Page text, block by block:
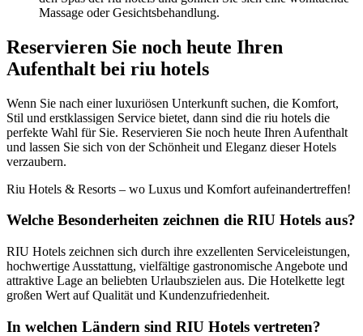
Massage oder Gesichtsbehandlung.
Reservieren Sie noch heute Ihren
Aufenthalt bei riu hotels
Wenn Sie nach einer luxuriösen Unterkunft suchen, die Komfort,
Stil und erstklassigen Service bietet, dann sind die riu hotels die
perfekte Wahl für Sie. Reservieren Sie noch heute Ihren Aufenthalt
und lassen Sie sich von der Schönheit und Eleganz dieser Hotels
verzaubern.
Riu Hotels & Resorts – wo Luxus und Komfort aufeinandertreffen!
Welche Besonderheiten zeichnen die RIU Hotels aus?
RIU Hotels zeichnen sich durch ihre exzellenten Serviceleistungen,
hochwertige Ausstattung, vielfältige gastronomische Angebote und
attraktive Lage an beliebten Urlaubszielen aus. Die Hotelkette legt
großen Wert auf Qualität und Kundenzufriedenheit.
In welchen Ländern sind RIU Hotels vertreten?